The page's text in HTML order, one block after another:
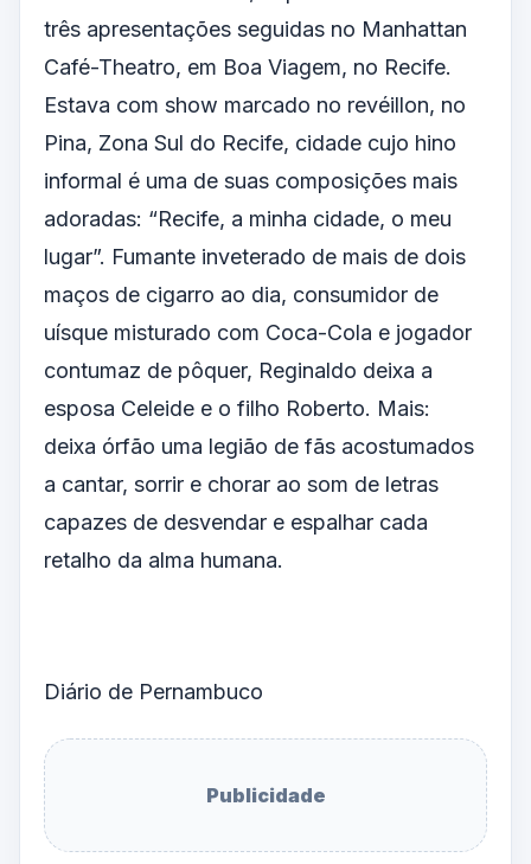
três apresentações seguidas no Manhattan
Café-Theatro, em Boa Viagem, no Recife.
Estava com show marcado no revéillon, no
Pina, Zona Sul do Recife, cidade cujo hino
informal é uma de suas composições mais
adoradas: “Recife, a minha cidade, o meu
lugar”. Fumante inveterado de mais de dois
maços de cigarro ao dia, consumidor de
uísque misturado com Coca-Cola e jogador
contumaz de pôquer, Reginaldo deixa a
esposa Celeide e o filho Roberto. Mais:
deixa órfão uma legião de fãs acostumados
a cantar, sorrir e chorar ao som de letras
capazes de desvendar e espalhar cada
retalho da alma humana.
Diário de Pernambuco
Publicidade